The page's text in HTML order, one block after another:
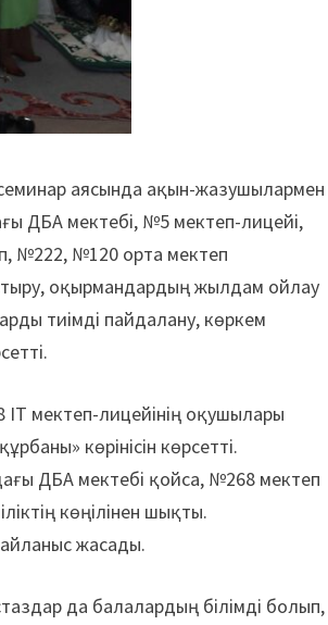
аясында ақын-жазу­шылармен
ДБА мектебі, №5 мектеп-лицейі,
№222, №120 орта мектеп
оқырмандардың жылдам ойлау
тиімді пайдалану, көркем
мектеп-лицейінің оқушылары
көрінісін көрсетті.
ДБА мектебі қойса, №268 мектеп
көңі­лінен шықты.
жасады.
да балалардың білімді болып,